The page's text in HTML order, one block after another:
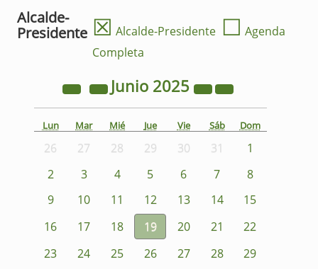
Alcalde-
Presidente ☒ Alcalde-Presidente ☐ Agenda
Completa
Junio 2025
Lun Mar Mié Jue Vie Sáb Dom
26 27 28 29 30 31
1
2
3 4 5 6 7
8
9
10 11 12 13 14
15
16
17 18 19 20 21
22
23
24 25 26 27 28
29